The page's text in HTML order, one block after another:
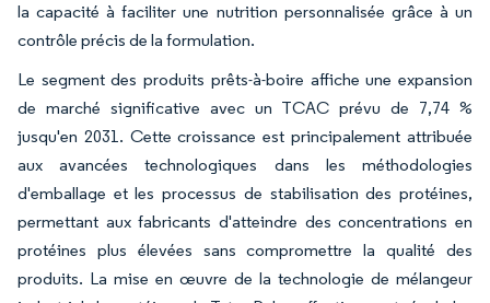
la capacité à faciliter une nutrition personnalisée grâce à un
contrôle précis de la formulation.
Le segment des produits prêts-à-boire affiche une expansion
de marché significative avec un TCAC prévu de 7,74 %
jusqu'en 2031. Cette croissance est principalement attribuée
aux avancées technologiques dans les méthodologies
d'emballage et les processus de stabilisation des protéines,
permettant aux fabricants d'atteindre des concentrations en
protéines plus élevées sans compromettre la qualité des
produits. La mise en œuvre de la technologie de mélangeur